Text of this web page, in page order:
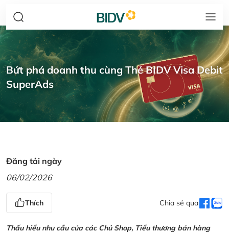
Bứt phá doanh thu cùng Thẻ BIDV Visa Debit
SuperAds
Đăng tải ngày
06/02/2026
Thích Chia sẻ qua
Thấu hiểu nhu cầu của các Chủ Shop, Tiểu thương bán hàng